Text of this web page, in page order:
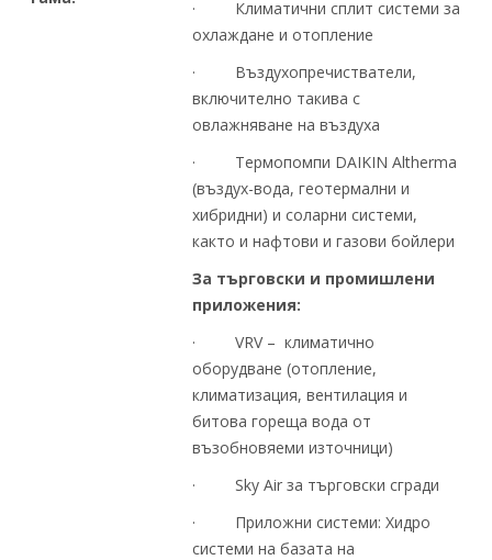
· Климатични сплит системи за
охлаждане и отопление
· Въздухопречистватели,
включително такива с
овлажняване на въздуха
· Термопомпи DAIKIN Altherma
(въздух-вода, геотермални и
хибридни) и соларни системи,
както и нафтови и газови бойлери
За търговски и промишлени
приложения:
· VRV – климатично
оборудване (отопление,
климатизация, вентилация и
битова гореща вода от
възобновяеми източници)
· Sky Air за търговски сгради
· Приложни системи: Хидро
системи на базата на